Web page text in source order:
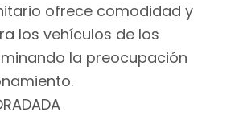
ofrece comodidad y
los vehículos de los
la preocupación